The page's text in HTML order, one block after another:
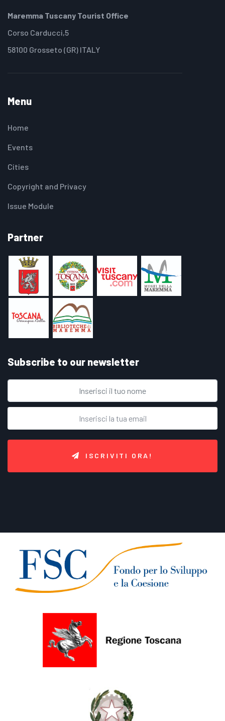
Maremma Tuscany Tourist Office
Corso Carducci,5
58100 Grosseto (GR) ITALY
Menu
Home
Events
Cities
Copyright and Privacy
Issue Module
Partner
Subscribe to our newsletter
ISCRIVITI ORA!